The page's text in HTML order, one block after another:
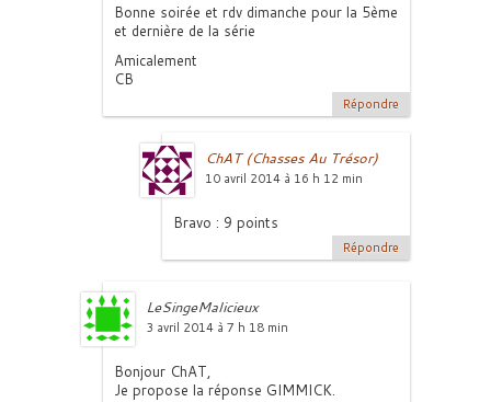
Bonne soirée et rdv dimanche pour la 5ème
et dernière de la série
Amicalement
CB
Répondre
ChAT (Chasses Au Trésor)
10 avril 2014 à 16 h 12 min
Bravo : 9 points
Répondre
LeSingeMalicieux
3 avril 2014 à 7 h 18 min
Bonjour ChAT,
Je propose la réponse GIMMICK.